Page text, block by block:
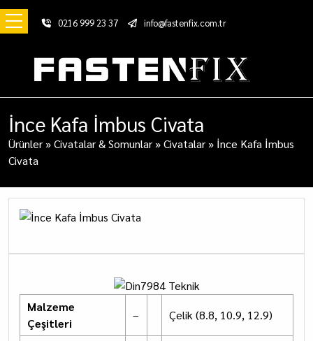
0216 999 23 37 info@fastenfix.com.tr
İnce Kafa İmbus Civata
Ürünler»Civatalar & Somunlar»Civatalar» İnce Kafa İmbus
Civata
Malzeme
Çeşitleri
– Çelik (8.8, 10.9, 12.9)